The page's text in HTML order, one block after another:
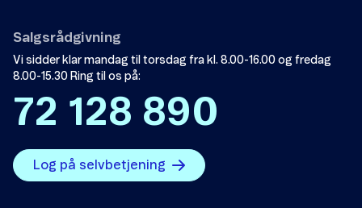
Salgsrådgivning
Vi sidder klar mandag til torsdag fra kl. 8.00-16.00 og fredag
8.00-15.30 Ring til os på:
72 128 890
Log på selvbetjening